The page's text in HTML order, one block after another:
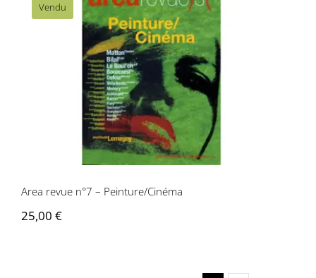
Vendu
Area revue n°7 – Peinture/Cinéma
Area revue n°7 – Peinture/Cinéma
25,00 €